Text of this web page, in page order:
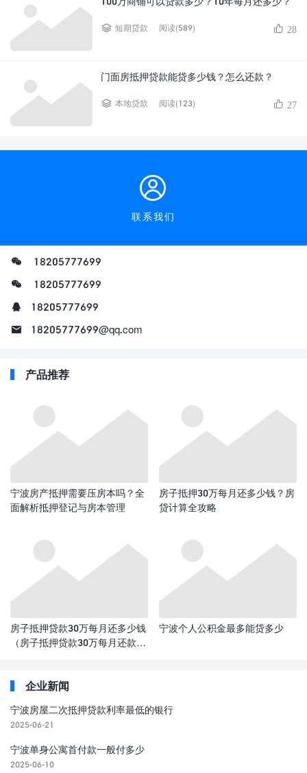
短期贷款 阅读(589) 28
门面房抵押贷款能贷多少钱？怎么还款？
本地贷款 阅读(123) 27
联系我们
18205777699
18205777699
18205777699
18205777699@qq.com
产品推荐
宁波房产抵押需要压房本吗？全
面解析抵押登记与房本管理
房子抵押30万每月还多少钱？房
贷计算全攻略​
房子抵押贷款30万每月还多少钱
（房子抵押贷款30万每月还款额
宁波个人公积金最多能贷多少
企业新闻
宁波房屋二次抵押贷款利率最低的银行
2025-06-21
宁波单身公寓首付款一般付多少
2025-06-10